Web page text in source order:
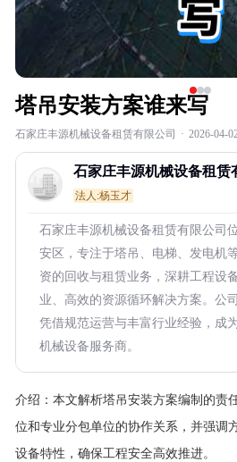
塔吊安装方案谁来写
石家庄丰源机械设备租赁有限公司 · 2026-04-
石家庄丰源机械设备租赁
司
法人:杨玉才
石家庄丰源机械设备租赁有限公司
安区，专注于塔吊、电梯、发电机
资的回收与租赁业务，深耕工程设
业、高效的资源循环解决方案。公
凭借规范运营与丰富行业经验，成
机械设备服务商。
介绍： 本文解析塔吊安装方案编制的责
位和专业分包单位的协作关系，并强调
设备特性，确保工程安全高效推进。